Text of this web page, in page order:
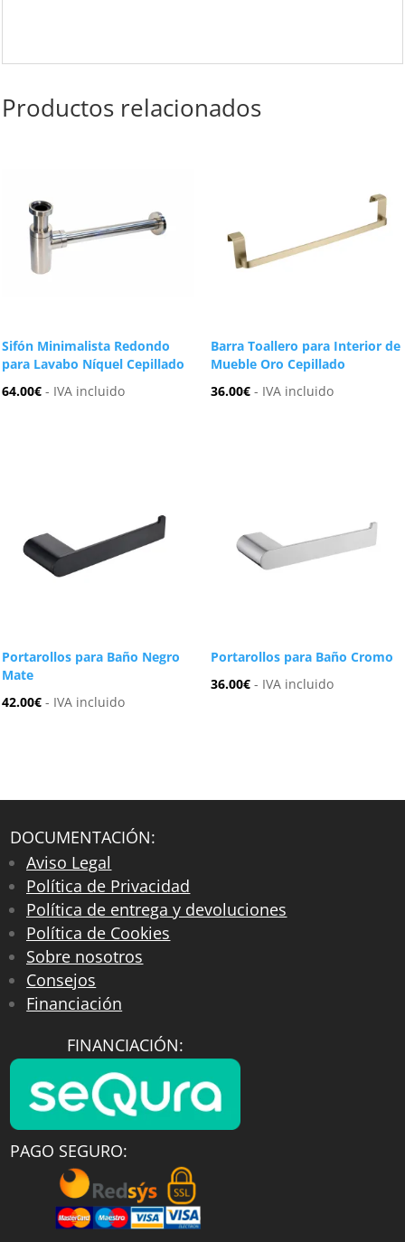
Productos relacionados
Sifón Minimalista Redondo
para Lavabo Níquel Cepillado
64.00€ - IVA incluido
Barra Toallero para Interior de
Mueble Oro Cepillado
36.00€ - IVA incluido
Portarollos para Baño Negro
Mate
42.00€ - IVA incluido
Portarollos para Baño Cromo
36.00€ - IVA incluido
DOCUMENTACIÓN:
Aviso Legal
Política de Privacidad
Política de entrega y devoluciones
Política de Cookies
Sobre nosotros
Consejos
Financiación
FINANCIACIÓN:
PAGO SEGURO: